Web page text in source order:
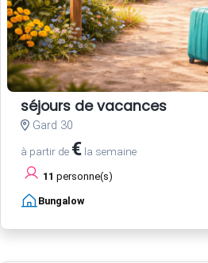
séjours de vacances
Gard 30
à partir de € la semaine
11 personne(s)
Bungalow